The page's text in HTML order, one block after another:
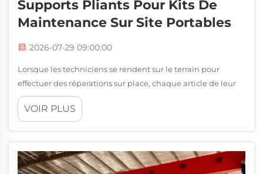
Supports Pliants Pour Kits De
Maintenance Sur Site Portables
2026-07-29 09:00:00
Lorsque les techniciens se rendent sur le terrain pour
effectuer des réparations sur place, chaque article de leur
kit doit justifier sa présence. Les supports pour tubes
comptent parmi les outils les plus essentiels qu’ils
d’alignement. I...
VOIR PLUS